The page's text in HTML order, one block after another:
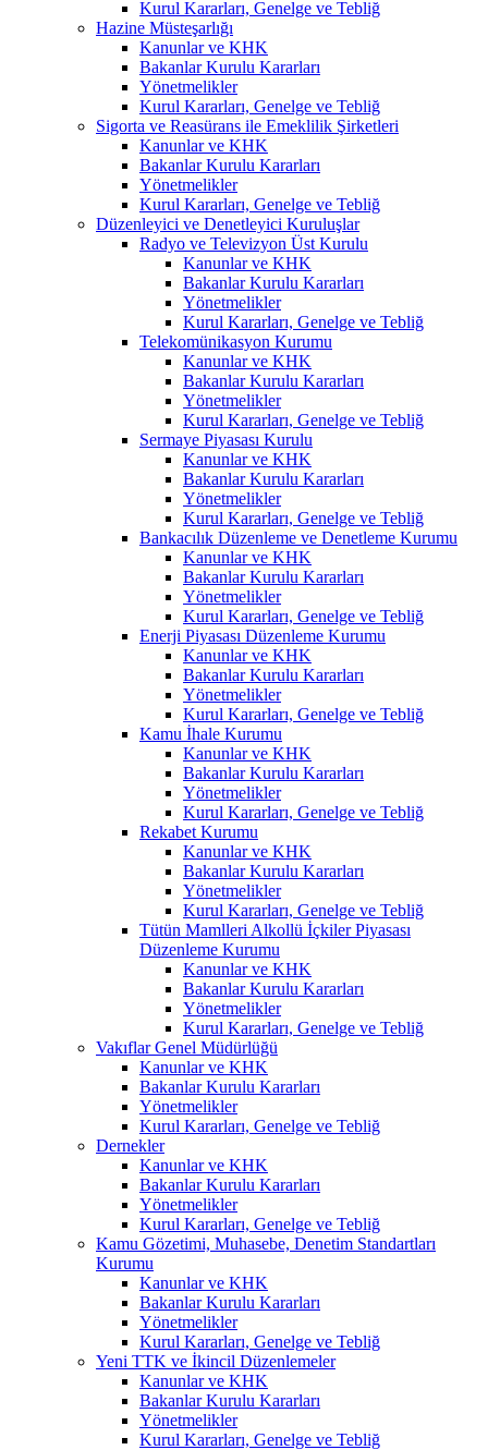
Kurul Kararları, Genelge ve Tebliğ
Hazine Müsteşarlığı
Kanunlar ve KHK
Bakanlar Kurulu Kararları
Yönetmelikler
Kurul Kararları, Genelge ve Tebliğ
Sigorta ve Reasürans ile Emeklilik Şirketleri
Kanunlar ve KHK
Bakanlar Kurulu Kararları
Yönetmelikler
Kurul Kararları, Genelge ve Tebliğ
Düzenleyici ve Denetleyici Kuruluşlar
Radyo ve Televizyon Üst Kurulu
Kanunlar ve KHK
Bakanlar Kurulu Kararları
Yönetmelikler
Kurul Kararları, Genelge ve Tebliğ
Telekomünikasyon Kurumu
Kanunlar ve KHK
Bakanlar Kurulu Kararları
Yönetmelikler
Kurul Kararları, Genelge ve Tebliğ
Sermaye Piyasası Kurulu
Kanunlar ve KHK
Bakanlar Kurulu Kararları
Yönetmelikler
Kurul Kararları, Genelge ve Tebliğ
Bankacılık Düzenleme ve Denetleme Kurumu
Kanunlar ve KHK
Bakanlar Kurulu Kararları
Yönetmelikler
Kurul Kararları, Genelge ve Tebliğ
Enerji Piyasası Düzenleme Kurumu
Kanunlar ve KHK
Bakanlar Kurulu Kararları
Yönetmelikler
Kurul Kararları, Genelge ve Tebliğ
Kamu İhale Kurumu
Kanunlar ve KHK
Bakanlar Kurulu Kararları
Yönetmelikler
Kurul Kararları, Genelge ve Tebliğ
Rekabet Kurumu
Kanunlar ve KHK
Bakanlar Kurulu Kararları
Yönetmelikler
Kurul Kararları, Genelge ve Tebliğ
Tütün Mamlleri Alkollü İçkiler Piyasası
Düzenleme Kurumu
Kanunlar ve KHK
Bakanlar Kurulu Kararları
Yönetmelikler
Kurul Kararları, Genelge ve Tebliğ
Vakıflar Genel Müdürlüğü
Kanunlar ve KHK
Bakanlar Kurulu Kararları
Yönetmelikler
Kurul Kararları, Genelge ve Tebliğ
Dernekler
Kanunlar ve KHK
Bakanlar Kurulu Kararları
Yönetmelikler
Kurul Kararları, Genelge ve Tebliğ
Kamu Gözetimi, Muhasebe, Denetim Standartları
Kurumu
Kanunlar ve KHK
Bakanlar Kurulu Kararları
Yönetmelikler
Kurul Kararları, Genelge ve Tebliğ
Yeni TTK ve İkincil Düzenlemeler
Kanunlar ve KHK
Bakanlar Kurulu Kararları
Yönetmelikler
Kurul Kararları, Genelge ve Tebliğ